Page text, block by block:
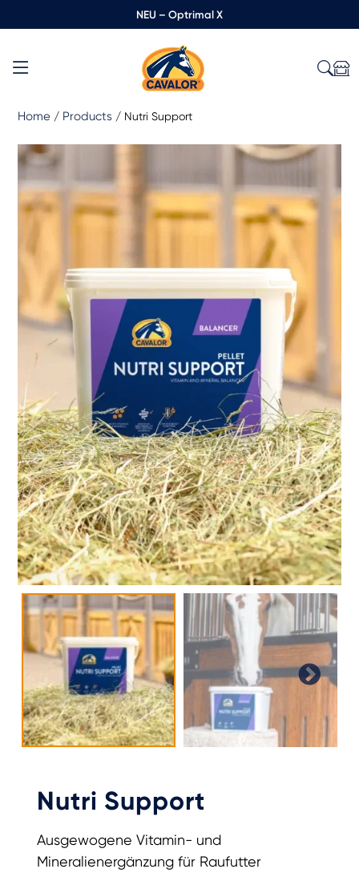
NEU – Optrimal X
Home / Products / Nutri Support
Nutri Support
Ausgewogene Vitamin- und
Mineralienergänzung für Raufutter